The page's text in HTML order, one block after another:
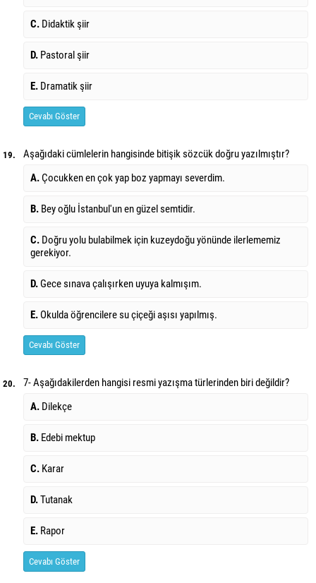
C. Didaktik şiir
D. Pastoral şiir
E. Dramatik şiir
Cevabı Göster
19.
Aşağıdaki cümlelerin hangisinde bitişik sözcük doğru yazılmıştır?
A.Çocukken en çok yap boz yapmayı severdim.
B. Bey oğlu İstanbul'un en güzel semtidir.
C. Doğru yolu bulabilmek için kuzeydoğu yönünde ilerlememiz
gerekiyor.
D.Gece sınava çalışırken uyuya kalmışım.
E. Okulda öğrencilere su çiçeği aşısı yapılmış.
Cevabı Göster
20.
7- Aşağıdakilerden hangisi resmi yazışma türlerinden biri değildir?
A. Dilekçe
B. Edebi mektup
C. Karar
D.Tutanak
E. Rapor
Cevabı Göster